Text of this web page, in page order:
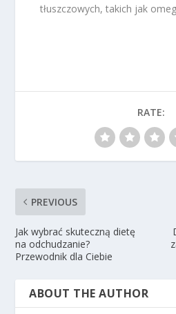
tłuszczowych, takich jak
RATE:
PREVIOUS
Jak wybrać skuteczną dietę
na odchudzanie?
Przewodnik dla Ciebie
ABOUT THE AUTHOR